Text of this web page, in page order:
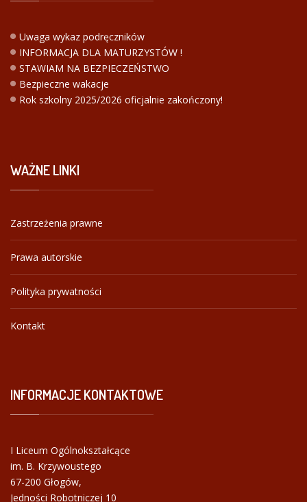
Uwaga wykaz podręczników
INFORMACJA DLA MATURZYSTÓW !
STAWIAM NA BEZPIECZEŃSTWO
Bezpieczne wakacje
Rok szkolny 2025/2026 oficjalnie zakończony!
WAŻNELINKI
Zastrzeżenia prawne
Prawa autorskie
Polityka prywatności
Kontakt
INFORMACJEKONTAKTOWE
I Liceum Ogólnokształcące
im. B. Krzywoustego
67-200 Głogów,
Jedności Robotniczej 10